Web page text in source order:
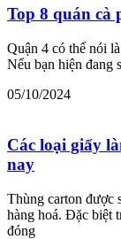
Top 8 quán cà
Quận 4 có thể nói
Nếu bạn hiện đang
05/10/2024
Các loại giấy
nay
Thùng carton được
hàng hoá. Đặc biệt
đóng